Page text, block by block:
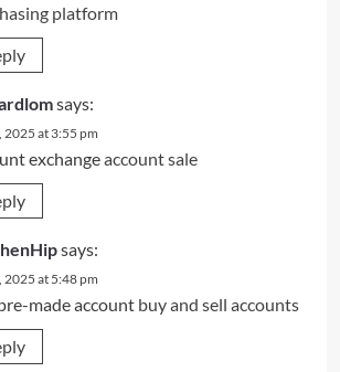
platform
says:
2025 at 3:55 pm
exchangeaccount sale
says:
2025 at 5:48 pm
made account buy and sell accounts